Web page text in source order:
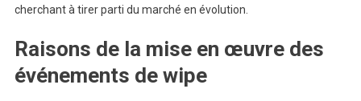
cherchant à tirer parti du marché en évolution.
Raisons de la mise en œuvre des
événements de wipe